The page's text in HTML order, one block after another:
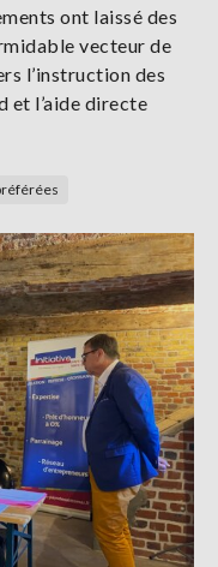
ont laissé des
vecteur de
l’instruction des
et l’aide directe